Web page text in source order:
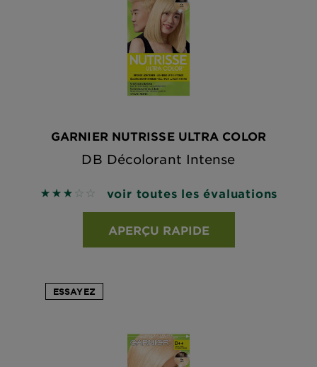
GARNIER NUTRISSE ULTRA COLOR
DB Décolorant Intense
2.8571 out of 5 stars based on reviews
voir toutes les évaluations
APERÇU RAPIDE
ESSAYEZ